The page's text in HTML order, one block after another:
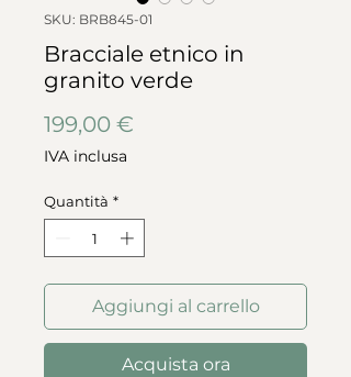
SKU: BRB845-01
Bracciale etnico in
granito verde
199,00 €
IVA inclusa
Quantità *
Aggiungi al carrello
Acquista ora